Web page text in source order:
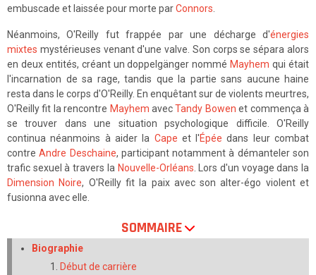
embuscade et laissée pour morte parConnors
Néanmoins, O'Reilly fut frappée par une décharge d'énergies
mixtes mystérieuses venant d'une valve. Son corps se sépara alors
en deux entités, créant un doppelgänger nommé Mayhem qui était
l'incarnation de sa rage, tandis que la partie sans aucune haine
resta dans le corps d'O'Reilly. En enquêtant sur de violents meurtres,
O'Reilly fit la rencontre Mayhem avecTandy Bowen et commença à
se trouver dans une situation psychologique difficile. O'Reilly
continua néanmoins à aider la Cape et l'Épée dans leur combat
contreAndre Deschaine, participant notamment à démanteler son
trafic sexuel à travers la Nouvelle-Orléans . Lors d'un voyage dans la
Dimension Noire, O'Reilly fit la paix avec son alter-égo violent et
fusionna avec elle.
SOMMAIRE
Biographie
Début de carrière